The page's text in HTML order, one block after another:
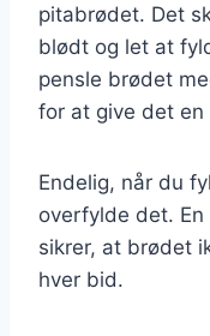
pitabrødet. Det
blødt og let at
pensle brødet
for at give det en
Endelig, når du
overfylde det.
sikrer, at brødet
hver bid.